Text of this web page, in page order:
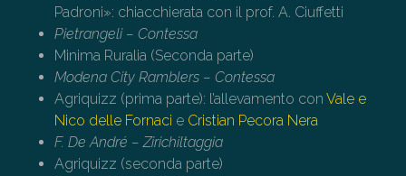
Padroni»: chiacchierata con il prof. A. Ciuffetti
Pietrangeli – Contessa
Minima Ruralia (Seconda parte)
Modena City Ramblers – Contessa
Agriquizz (prima parte): l’allevamento con Vale e
Nico delle Fornaci e Cristian Pecora Nera
F. De André – Zirichiltaggia
Agriquizz (seconda parte)